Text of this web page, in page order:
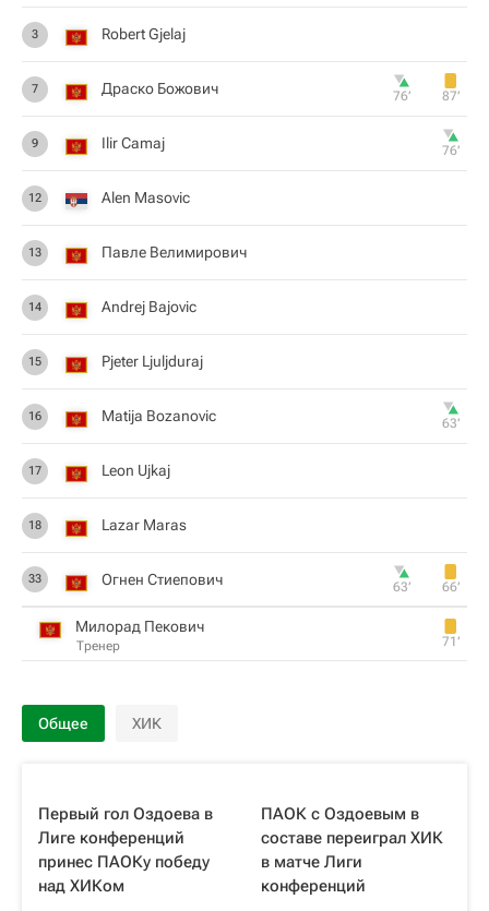
3 Robert Gjelaj
7 Драско Божович 76‎’‎ 87‎’‎
9 Ilir Camaj 76‎’‎
12 Alen Masovic
13 Павле Велимирович
14 Andrej Bajovic
15 Pjeter Ljuljduraj
16 Matija Bozanovic 63‎’‎
17 Leon Ujkaj
18 Lazar Maras
33 Огнен Стиепович 63‎’‎ 66‎’‎
Милорад Пекович
Тренер 71‎’‎
Общее ХИК
Первый гол Оздоева в
Лиге конференций
принес ПАОКу победу
над ХИКом
ПАОК с Оздоевым в
составе переиграл ХИК
в матче Лиги
конференций